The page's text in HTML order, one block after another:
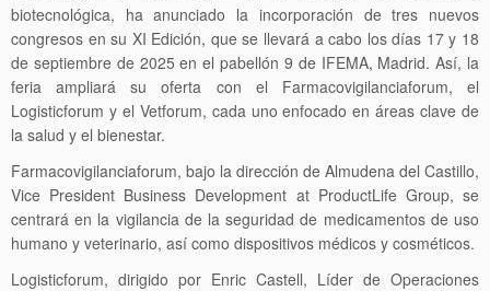
biotecnológica, ha anunciado la incorporación de tres nuevos
congresos en su XI Edición, que se llevará a cabo los días 17 y 18
de septiembre de 2025 en el pabellón 9 de IFEMA, Madrid. Así, la
feria ampliará su oferta con el Farmacovigilanciaforum, el
Logisticforum y el Vetforum, cada uno enfocado en áreas clave de
la salud y el bienestar.
Farmacovigilanciaforum, bajo la dirección de Almudena del Castillo,
Vice President Business Development at ProductLife Group, se
centrará en la vigilancia de la seguridad de medicamentos de uso
humano y veterinario, así como dispositivos médicos y cosméticos.
Logisticforum, dirigido por Enric Castell, Líder de Operaciones